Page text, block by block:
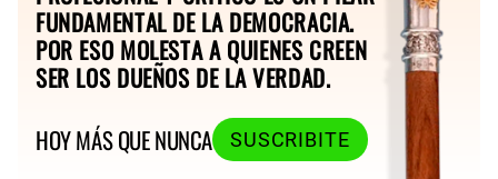
FUNDAMENTAL DE LA DEMOCRACIA.
POR ESO MOLESTA A QUIENES CREEN
SER LOS DUEÑOS DE LA VERDAD.
HOY MÁS QUE NUNCA
SUSCRIBITE